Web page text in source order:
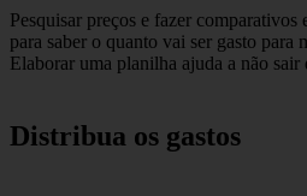
Pesquisar preços e fazer comparativos
para saber o quanto vai ser gasto para
Elaborar uma planilha ajuda a não
Distribua os gastos